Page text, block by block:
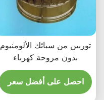
توربين من سبائك الألومنيوم
بدون مروحة كهرباء
احصل على أفضل سعر